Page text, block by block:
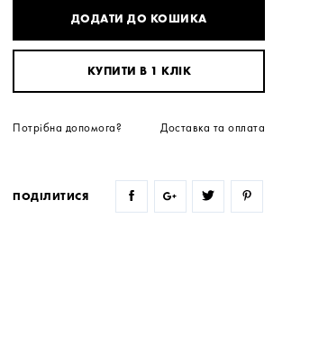
ДОДАТИ ДО КОШИКА
КУПИТИ В 1 КЛІК
Доставка та оплата
Потрібна допомога?
ПОДІЛИТИСЯ